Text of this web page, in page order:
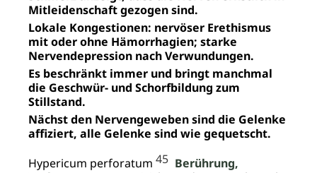
Mitleidenschaft gezogen sind.
Lokale Kongestionen: nervöser Erethismus
mit oder ohne Hämorrhagien; starke
Nervendepression nach Verwundungen.
Es beschränkt immer und bringt manchmal
die Geschwür- und Schorfbildung zum
Stillstand.
Nächst den Nervengeweben sind die Gelenke
affiziert, alle Gelenke sind wie gequetscht.
Hypericum perforatum 45 Berührung,